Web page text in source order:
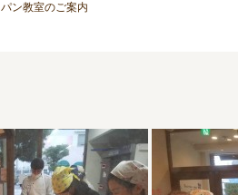
パン教室のご案内